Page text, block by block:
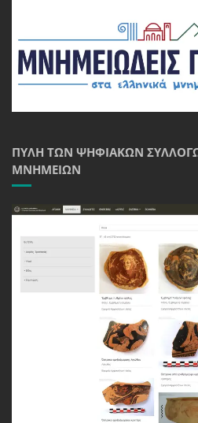
ΠΎΛΗ ΤΩΝ ΨΗΦΙΑΚΏΝ
ΜΝΗΜΕΊΩΝ